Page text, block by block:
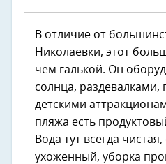
В отличие от
Николаевки, этот
чем галькой. Он
солнца, раздевалками,
детскими
пляжа есть
Вода тут всегда
ухоженный, уборка